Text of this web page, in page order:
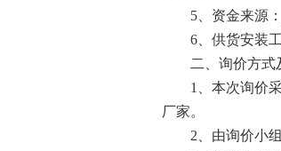
5 、资金来源：
6 、供货安装
二、询价方式
1、本次询价
厂家。
2、由询价小